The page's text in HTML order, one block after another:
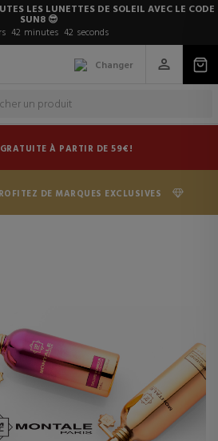
LES LUNETTES DE SOLEIL AVEC LE CODE
SUN8 😎
42 minutes 41 seconds
Changer
À PARTIR DE 59€!
DE MARQUES EXCLUSIVES